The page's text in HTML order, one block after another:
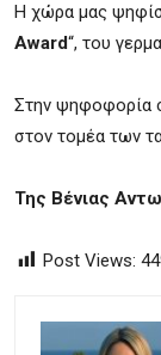
Η χώρα μας
Award“, του
Στην ψηφοφορία
στον τομέα των
Της Βένιας
Post Views: